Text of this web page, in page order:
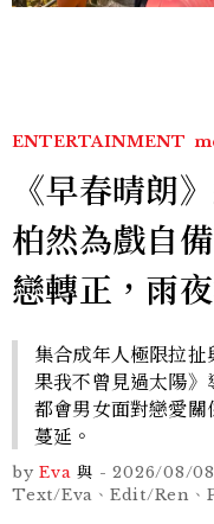
ENTERTAINMENT
《早春晴朗
柏然為戲自
戀轉正，雨
集合成年人極限拉
果我不曾見過太陽
都會男女面對戀愛
蔓延。
by Eva 與 -2026/08/08
Text/Eva、Edit/Ren、